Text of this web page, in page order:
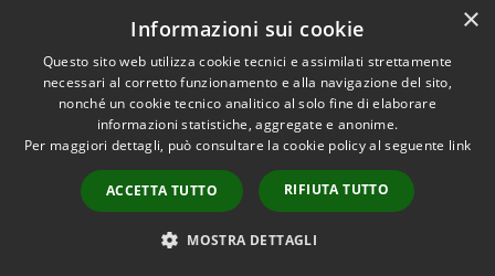
Dichiarazione di accessibilità
Accessibilità
Copyright © 2026 • Comune di
Costa Volpino • Powered by
Municipium•
Accesso
redazione
×
Informazioni sui cookie
Questo sito web utilizza cookie tecnici e assimilati strettamente
necessari al corretto funzionamento e alla navigazione del sito,
nonché un cookie tecnico analitico al solo fine di elaborare
informazioni statistiche, aggregate e anonime.
Per maggiori dettagli, può consultare la cookie policy al seguente link
ACCETTA TUTTO RIFIUTA TUTTO
MOSTRA DETTAGLI